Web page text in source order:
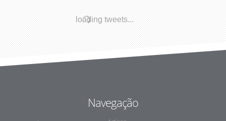
loading tweets...
Navegação